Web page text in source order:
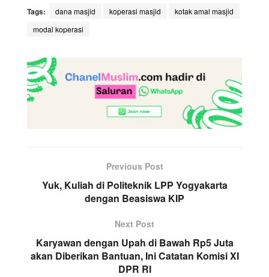
Tags: dana masjid koperasi masjid
kotak amal masjid
modal koperasi
Previous Post
Yuk, Kuliah di Politeknik LPP Yogyakarta
dengan Beasiswa KIP
Next Post
Karyawan dengan Upah di Bawah Rp5 Juta
akan Diberikan Bantuan, Ini Catatan Komisi XI
DPR RI